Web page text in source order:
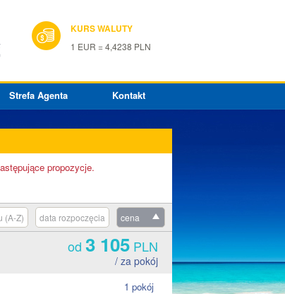
KURS WALUTY
1 EUR = 4,4238 PLN
Strefa Agenta Kontakt
propozycje.
cena
data rozpoczęcia
(A-Z)
od 3 105 PLN
/ za pokój
1 pokój